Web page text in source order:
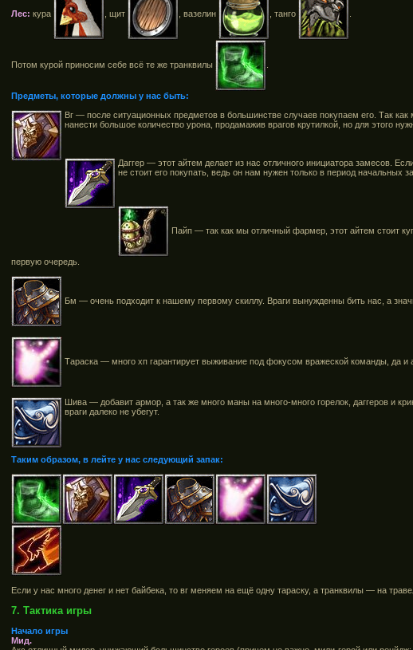
Лес: кура , щит , вазелин , танго
Потом курой приносим себе всё те же транквилы
Предметы, которые должны у нас быть:
Вг — после ситуационных предметов в большинстве случаев покупаем его. Так
нанести большое количество урона, продамажив врагов крутилкой, но для этого
Даггер — этот айтем делает из нас отличного инициатора замесов.
не стоит его покупать, ведь он нам нужен только в период начальных
Пайп — так как мы отличный фармер, этот айтем стоит
первую очередь.
Бм — очень подходит к нашему первому скиллу. Враги вынужденны бить нас, а
Тараска — много хп гарантирует выживание под фокусом вражеской команды, да и
Шива — добавит армор, а так же много маны на много-много горелок, даггеров и
враги далеко не убегут.
Таким образом, в лейте у нас следующий запак:
Если у нас много денег и нет байбека, то вг меняем на ещё одну тараску, а транквилы — на
7. Тактика игры
Начало игры
Мид.